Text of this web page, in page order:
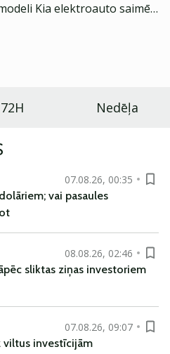
Kia elektroauto saimē
72H Nedēļa
07.08.26, 00:35
vai pasaules
08.08.26, 02:46
sliktas ziņas investoriem
07.08.26, 09:07
viltus investīcijām